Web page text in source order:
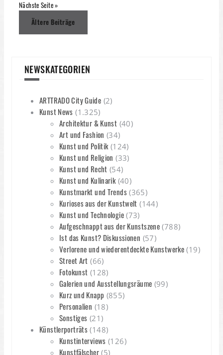
Nächste Seite »
Beitragsnavigation
Ältere Beiträge
NEWSKATEGORIEN
ARTTRADO City Guide (2)
Kunst News (1.325)
Architektur & Kunst (40)
Art und Fashion (34)
Kunst und Politik(124)
Kunst und Religion (33)
Kunst und Recht (54)
Kunst und Kulinarik(40)
Kunstmarkt und Trends(365)
Kurioses aus der Kunstwelt (144)
Kunst und Technologie(73)
Aufgeschnappt aus der Kunstszene (788)
Ist das Kunst? Diskussionen (57)
Verlorene und wiederentdeckte Kunstwerke (19)
Street Art (66)
Fotokunst (128)
Galerien und Ausstellungsräume (99)
Kurz und Knapp (855)
Personalien (18)
Sonstiges (21)
Künstlerporträts (148)
Kunstinterviews (126)
Kunstfälscher(5)